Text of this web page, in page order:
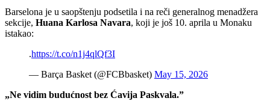
Barselona je u saopštenju podsetila i na reči generalnog menadžera
sekcije, Huana Karlosa Navara, koji je još 10. aprila u Monaku
istakao:
.https://t.co/n1j4qlQf3I
— Barça Basket (@FCBbasket) May 15, 2026
„Ne vidim budućnost bez Ćavija Paskvala.”